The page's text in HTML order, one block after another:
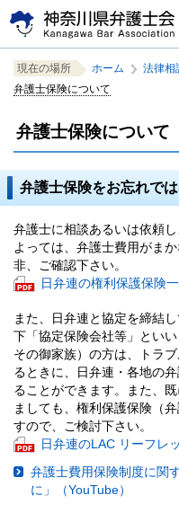
ー
ジ
の
す。
文
へ
ジ
こ
こ
か
イ
ト
共
通
ニ
ュ
す。
サ
イ
ト
通
メ
ュ
ー
読
み
す。
ホーム
神奈川県弁護士会とは
法律相談する
よくある質問
イ
ト
内
ー
こ
ま
で。
こ
こ
ペ
ー
ジ
共
通
メ
ニ
ュ
ー
で
ペ
ー
通
メ
ニ
ュ
ー
を
読
み
飛
ば
サ
イ
内
の
現
在
位
置
を
表
示
し
て
ま
す。
現在の場所 ホーム の
法律相
弁護士保険について
こ
か
本
す。
弁護士保険について
弁護士保険をお忘れでは
弁護士に相談あるいは依頼
よっては、弁護士費用がま
非、ご確認下さい。
P
F
フ
ァ
イ
ル
が
開
き
ま
す。
日弁連の権利保護保険
また、日弁連と協定を締結
下「協定保険会社等」とい
その御家族）の方は、トラ
るときに、日弁連・各地の
ることができます。また、
ましても、権利保護保険（
すので、ご検討下さい。
P
D
F
フ
日弁連のLAC リーフレ
弁護士費用保険制度に関
に」（YouTube）